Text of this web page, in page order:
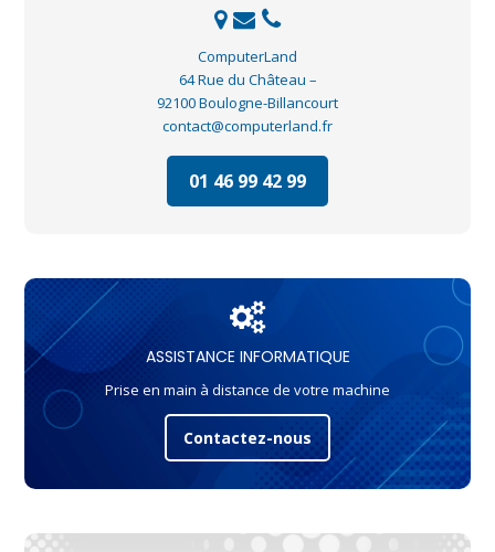
ComputerLand
64 Rue du Château –
92100 Boulogne-Billancourt
contact@computerland.fr
01 46 99 42 99
ASSISTANCE INFORMATIQUE
Prise en main à distance de votre machine
Contactez-nous